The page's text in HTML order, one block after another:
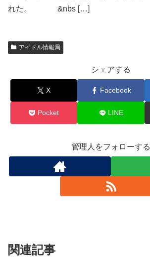
れた。 &nbs […]
アイドル情報局
シェアする
X Facebook
Pocket LINE
管理人をフォローする
関連記事